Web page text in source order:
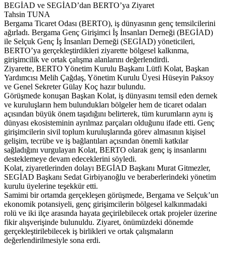
BEGİAD ve SEGİAD’dan BERTO’ya Ziyaret
Tahsin TUNA
Bergama Ticaret Odası (BERTO), iş dünyasının genç temsilcilerini
ağırladı. Bergama Genç Girişimci İş İnsanları Derneği (BEGİAD)
ile Selçuk Genç İş İnsanları Derneği (SEGİAD) yöneticileri,
BERTO’ya gerçekleştirdikleri ziyarette bölgesel kalkınma,
girişimcilik ve ortak çalışma alanlarını değerlendirdi.
Ziyarette, BERTO Yönetim Kurulu Başkanı Lütfi Kolat, Başkan
Yardımcısı Melih Çağdaş, Yönetim Kurulu Üyesi Hüseyin Paksoy
ve Genel Sekreter Gülay Koç hazır bulundu.
Görüşmede konuşan Başkan Kolat, iş dünyasını temsil eden dernek
ve kuruluşların hem bulundukları bölgeler hem de ticaret odaları
açısından büyük önem taşıdığını belirterek, tüm kurumların aynı iş
dünyası ekosisteminin ayrılmaz parçaları olduğunu ifade etti. Genç
girişimcilerin sivil toplum kuruluşlarında görev almasının kişisel
gelişim, tecrübe ve iş bağlantıları açısından önemli katkılar
sağladığını vurgulayan Kolat, BERTO olarak genç iş insanlarını
desteklemeye devam edeceklerini söyledi.
Kolat, ziyaretlerinden dolayı BEGİAD Başkanı Murat Gitmezler,
SEGİAD Başkanı Sedat Girbiyanoğlu ve beraberlerindeki yönetim
kurulu üyelerine teşekkür etti.
Samimi bir ortamda gerçekleşen görüşmede, Bergama ve Selçuk’un
ekonomik potansiyeli, genç girişimcilerin bölgesel kalkınmadaki
rolü ve iki ilçe arasında hayata geçirilebilecek ortak projeler üzerine
fikir alışverişinde bulunuldu. Ziyaret, önümüzdeki dönemde
gerçekleştirilebilecek iş birlikleri ve ortak çalışmaların
değerlendirilmesiyle sona erdi.